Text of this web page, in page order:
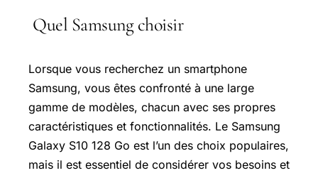
Quel Samsung choisir
Lorsque vous recherchez un smartphone
Samsung, vous êtes confronté à une large
gamme de modèles, chacun avec ses propres
caractéristiques et fonctionnalités. Le Samsung
Galaxy S10 128 Go est l’un des choix populaires,
mais il est essentiel de considérer vos besoins et